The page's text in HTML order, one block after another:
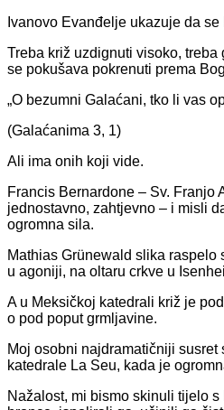
Ivanovo Evanđelje ukazuje da
Treba križ uzdignuti visoko,
se pokušava pokrenuti prema
„O bezumni Galaćani, tko li vas
(Galaćanima 3, 1)
Ali ima onih koji vide.
Francis Bernardone – Sv. Franjo
jednostavno, zahtjevno – i misli
ogromna sila.
Mathias Grünewald slika raspelo
u agoniji, na oltaru crkve u
A u Meksičkoj katedrali križ je
o pod poput grmljavine.
Moj osobni najdramatičniji
katedrale La Seu, kada je
Nažalost, mi bismo skinuli tijelo